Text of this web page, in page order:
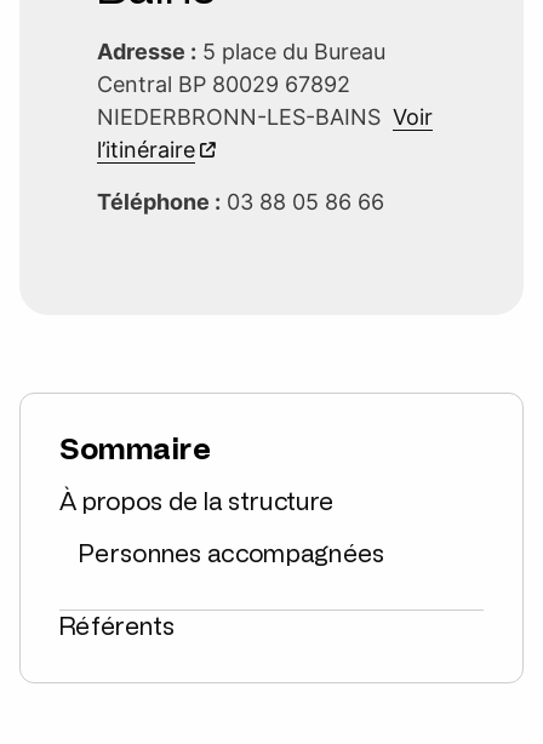
Adresse : 5 place du Bureau
Central BP 80029 67892
NIEDERBRONN-LES-BAINS Voir
l’itinéraire
Téléphone : 03 88 05 86 66
Sommaire
À propos de la structure
Personnes accompagnées
Référents